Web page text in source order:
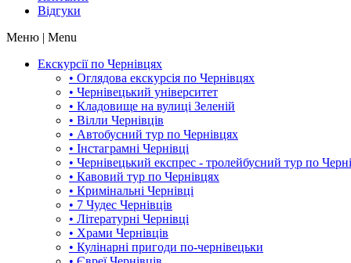
Відгуки
Меню | Menu
Екскурсії по Чернівцях
• Оглядова екскурсія по Чернівцях
• Чернівецький університет
• Кладовище на вулиці Зеленій
• Вілли Чернівців
• Автобусний тур по Чернівцях
• Інстаграмні Чернівці
• Чернівецький експрес - тролейбусний тур по
• Кавовий тур по Чернівцях
• Кримінальні Чернівці
• 7 Чудес Чернівців
• Літературні Чернівці
• Храми Чернівців
• Кулінарні пригоди по-чернівецьки